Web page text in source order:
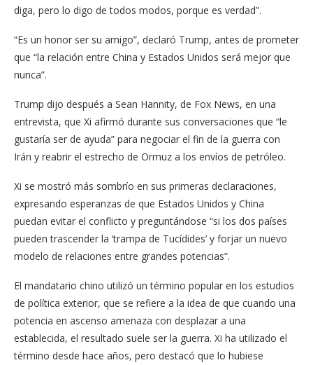
diga, pero lo digo de todos modos, porque es verdad”.
“Es un honor ser su amigo”, declaró Trump, antes de prometer
que “la relación entre China y Estados Unidos será mejor que
nunca”.
Trump dijo después a Sean Hannity, de Fox News, en una
entrevista, que Xi afirmó durante sus conversaciones que “le
gustaría ser de ayuda” para negociar el fin de la guerra con
Irán y reabrir el estrecho de Ormuz a los envíos de petróleo.
Xi se mostró más sombrío en sus primeras declaraciones,
expresando esperanzas de que Estados Unidos y China
puedan evitar el conflicto y preguntándose “si los dos países
pueden trascender la ‘trampa de Tucídides’ y forjar un nuevo
modelo de relaciones entre grandes potencias”.
El mandatario chino utilizó un término popular en los estudios
de política exterior, que se refiere a la idea de que cuando una
potencia en ascenso amenaza con desplazar a una
establecida, el resultado suele ser la guerra. Xi ha utilizado el
término desde hace años, pero destacó que lo hubiese